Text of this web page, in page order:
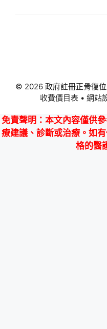
© 2026 政府註冊正骨復
收費價目表 • 網站
免責聲明 ：本文內容僅供
療建議、診斷或治療。如
格的醫